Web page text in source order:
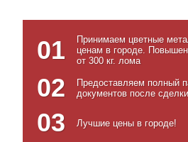
01
Принимаем цветные
ценам в городе.
от 300 кг. лома
02
Предоставляем полный
документов после сделки
03 Лучшие цены в городе!